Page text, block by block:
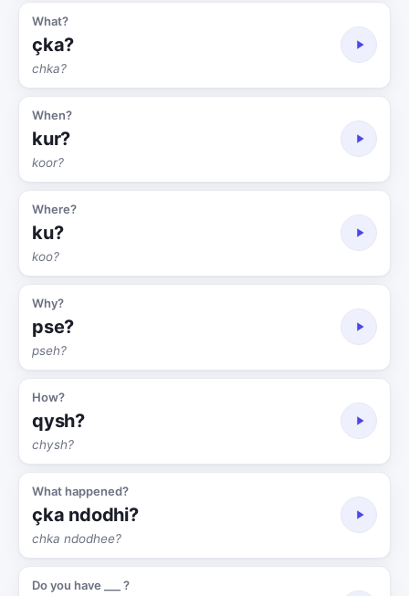
What?
çka?
chka?
When?
kur?
koor?
Where?
ku?
koo?
Why?
pse?
pseh?
How?
qysh?
chysh?
What happened?
çka ndodhi?
chka ndodhee?
Do you have ___ ?